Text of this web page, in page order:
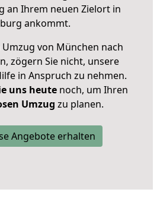
an Ihrem neuen Zielort in
ankommt.
Umzug von München nach
zögern Sie nicht, unsere
in Anspruch zu nehmen.
uns heutenoch, um Ihren
Umzug zu planen.
Angebote erhalten